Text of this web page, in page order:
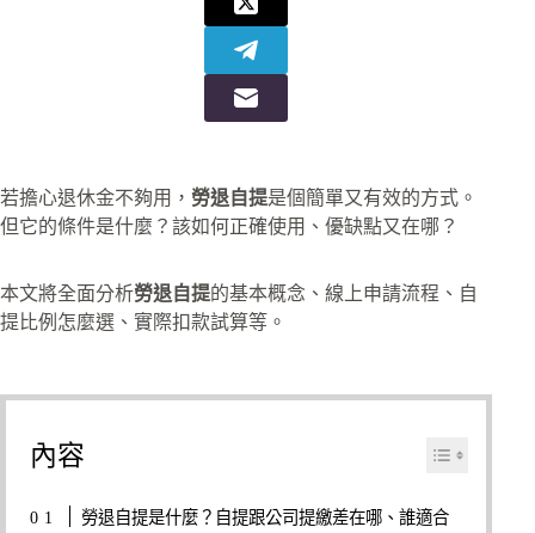
若擔心退休金不夠用， 勞退自提是個簡單又有效的方式。
但它的條件是什麼？該如何正確使用、優缺點又在哪？
本文將全面分析勞退自提的基本概念、線上申請流程、自
提比例怎麼選、實際扣款試算等。
內容
勞退自提是什麼？自提跟公司提繳差在哪、誰適合